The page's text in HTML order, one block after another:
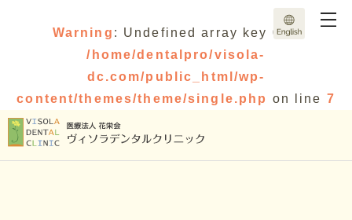
Warning : Undefined array key 0 in
/home/dentalpro/visola-
dc.com/public_html/wp-
content/themes/theme/single.php on line 7